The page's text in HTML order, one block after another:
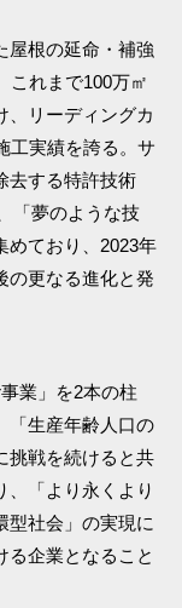
屋根の延命・補強
これまで100万㎡
、リーディングカ
工実績を誇る。サ
去する特許技術
「夢のような技
めており、2023年
の更なる進化と発
業」を2本の柱
「生産年齢人口の
挑戦を続けると共
、「より永くより
型社会」の実現に
る企業となること